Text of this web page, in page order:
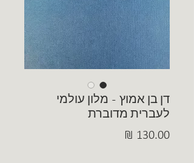
דן בן אמוץ - מלון עולמי
לעברית מדוברת